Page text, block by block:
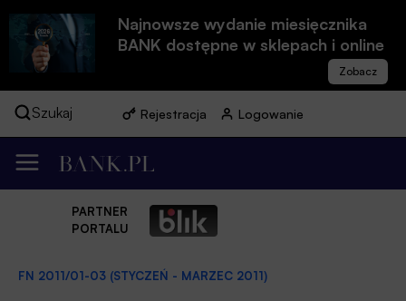
Najnowsze wydanie miesięcznika
BANK dostępne w sklepach i online
Szukaj Rejestracja Logowanie
PARTNER
PORTALU
FN 2011/01-03 (STYCZEŃ - MARZEC 2011)